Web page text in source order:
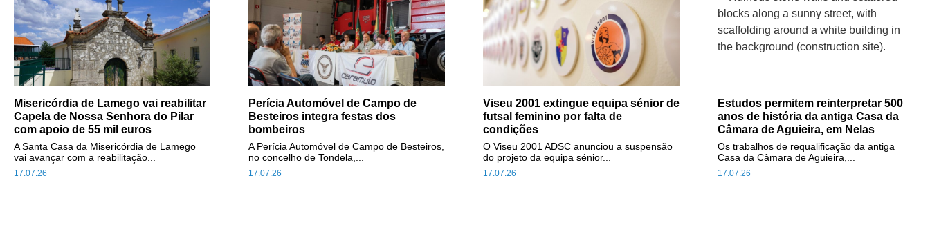
Misericórdia de Lamego vai reabilitar
Capela de Nossa Senhora do Pilar
com apoio de 55 mil euros
17.07.26
A Santa Casa da Misericórdia de Lamego
vai avançar com a reabilitação...
Perícia Automóvel de Campo de
Besteiros integra festas dos
bombeiros
17.07.26
A Perícia Automóvel de Campo de Besteiros,
no concelho de Tondela,...
Viseu 2001 extingue equipa sénior de
futsal feminino por falta de
condições
17.07.26
O Viseu 2001 ADSC anunciou a suspensão
do projeto da equipa sénior...
Estudos permitem reinterpretar 500
anos de história da antiga Casa da
Câmara de Aguieira, em Nelas
17.07.26
Os trabalhos de requalificação da antiga
Casa da Câmara de Aguieira,...